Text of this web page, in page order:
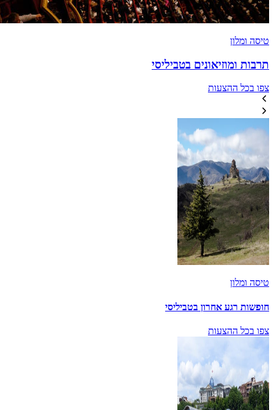
טיסה ומלון
תרבות ומוזיאונים בטביליסי
צפו בכל ההצעות
טיסה ומלון
חופשות רגע אחרון בטביליסי
צפו בכל ההצעות